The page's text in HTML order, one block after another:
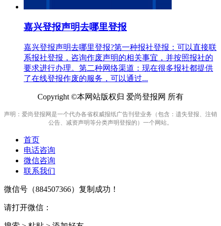
嘉兴登报声明去哪里登报
嘉兴登报声明去哪里登报?第一种报社登报：可以直接联
系报社登报，咨询作废声明的相关事宜，并按照报社的
要求进行办理。第二种网络渠道：现在很多报社都提供
了在线登报作废的服务，可以通过...
Copyright ©本网站版权归 爱尚登报网 所有
声明：爱尚登报网是一个代办各省权威报纸广告刊登业务（包含：遗失登报、注销
公告、减资声明等分类声明登报的）一个网站。
首页
电话咨询
微信咨询
联系我们
微信号（884507366）复制成功！
请打开微信：